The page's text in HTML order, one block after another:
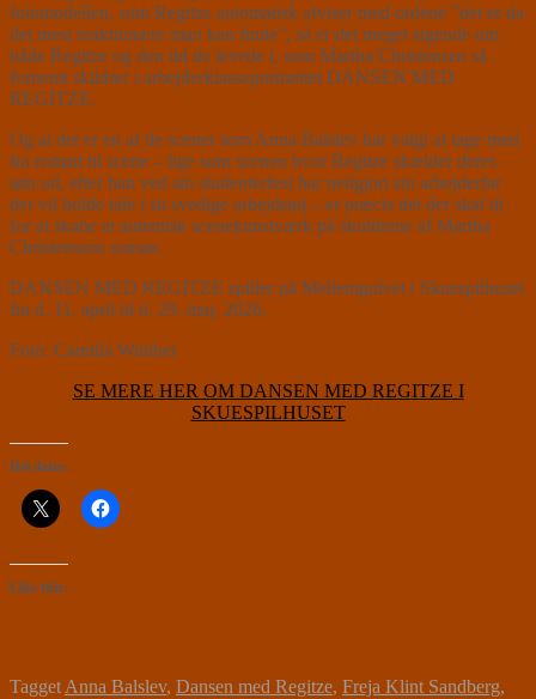
fotomodellen, som Regitze automatisk afviser med ordene ”det er da
det mest reaktionære man kan finde”, så er det meget sigende om
både Regitze og den tid de levede i, som Martha Christensen så
fornemt skildrer i arbejderklasseportrættet DANSEN MED
REGITZE.
Og at det er en af de scener som Anna Balslev har valgt at tage med
fra roman til scene – lige som scenen hvor Regitze skælder deres
søn ud, efter han ved sin studenterfest har nedgjort sin arbejderfar
der vil holde tale i sit svedige arbejdstøj – er præcis det der skal til
for at skabe et autentisk scenekunstværk på skuldrene af Martha
Christensens roman.
DANSEN MED REGITZE spiller på Mellemgulvet i Skuespilhuset
fra d. 11. april til d. 29. maj, 2026.
Foto: Camilla Winther
SE MERE HER OM DANSEN MED REGITZE I
SKUESPILHUSET
Del dette:
Like this:
Tagget Anna Balslev, Dansen med Regitze, Freja Klint Sandberg,